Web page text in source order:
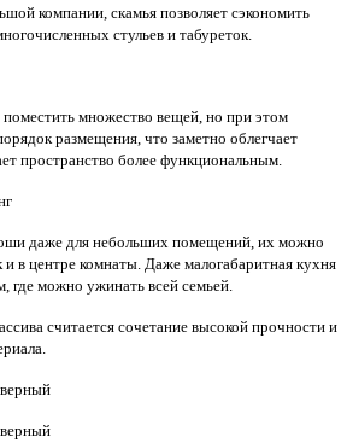
компании, скамья позволяет сэкономить
стульев и табуреток.
множество вещей, но при этом
размещения, что заметно облегчает
пространство более функциональным.
даже для небольших помещений, их можно
и в центре комнаты. Даже малогабаритная кухня
где можно ужинать всей семьей.
считается сочетание высокой прочности и